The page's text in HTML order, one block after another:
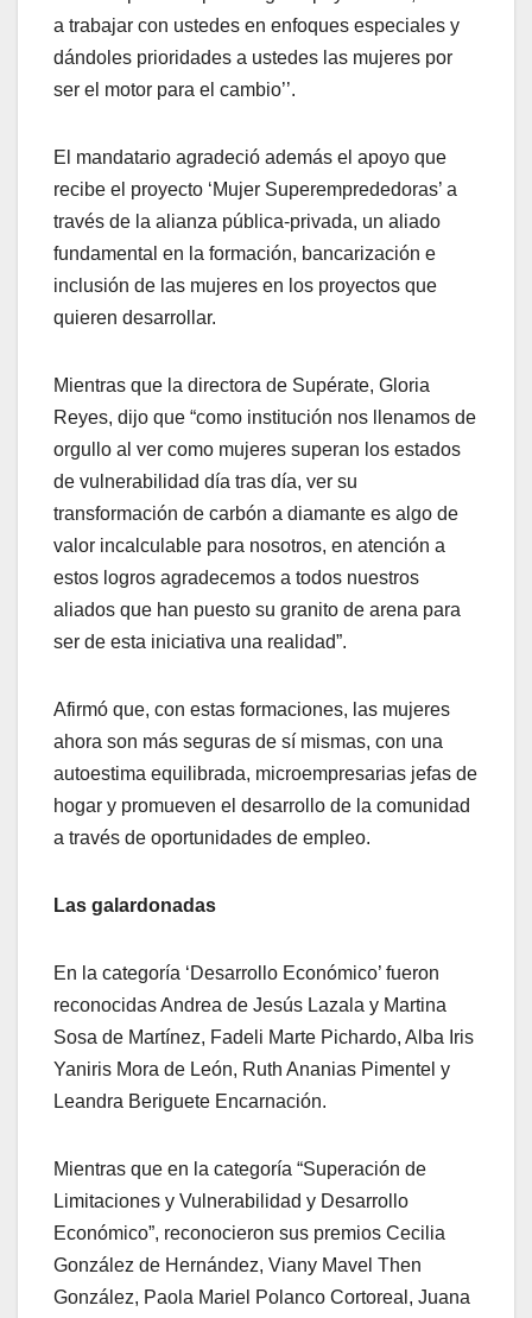
a trabajar con ustedes en enfoques especiales y
dándoles prioridades a ustedes las mujeres por
ser el motor para el cambio’’.
El mandatario agradeció además el apoyo que
recibe el proyecto ‘Mujer Superemprededoras’ a
través de la alianza pública-privada, un aliado
fundamental en la formación, bancarización e
inclusión de las mujeres en los proyectos que
quieren desarrollar.
Mientras que la directora de Supérate, Gloria
Reyes, dijo que “como institución nos llenamos de
orgullo al ver como mujeres superan los estados
de vulnerabilidad día tras día, ver su
transformación de carbón a diamante es algo de
valor incalculable para nosotros, en atención a
estos logros agradecemos a todos nuestros
aliados que han puesto su granito de arena para
ser de esta iniciativa una realidad”.
Afirmó que, con estas formaciones, las mujeres
ahora son más seguras de sí mismas, con una
autoestima equilibrada, microempresarias jefas de
hogar y promueven el desarrollo de la comunidad
a través de oportunidades de empleo.
Las galardonadas
En la categoría ‘Desarrollo Económico’ fueron
reconocidas Andrea de Jesús Lazala y Martina
Sosa de Martínez, Fadeli Marte Pichardo, Alba Iris
Yaniris Mora de León, Ruth Ananias Pimentel y
Leandra Beriguete Encarnación.
Mientras que en la categoría “Superación de
Limitaciones y Vulnerabilidad y Desarrollo
Económico”, reconocieron sus premios Cecilia
González de Hernández, Viany Mavel Then
González, Paola Mariel Polanco Cortoreal, Juana